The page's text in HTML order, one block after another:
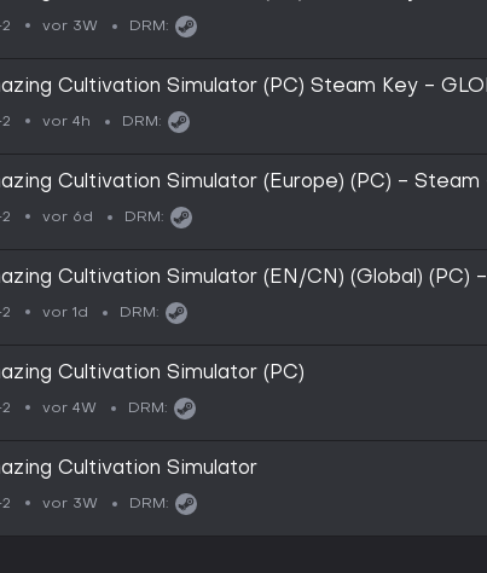
vor 3W DRM:
Cultivation Simulator (PC) Steam Key -
vor 4h DRM:
Cultivation Simulator (Europe) (PC) - Steam
Key
vor 6d DRM:
Cultivation Simulator (EN/CN) (Global) (PC) -
Key
vor 1d DRM:
Cultivation Simulator (PC)
vor 4W DRM:
Cultivation Simulator
vor 3W DRM: